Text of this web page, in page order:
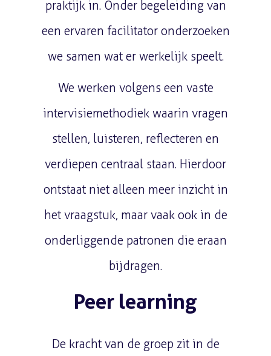
praktijk in. Onder begeleiding van
een ervaren facilitator onderzoeken
we samen wat er werkelijk speelt.
We werken volgens een vaste
intervisiemethodiek waarin vragen
stellen, luisteren, reflecteren en
verdiepen centraal staan. Hierdoor
ontstaat niet alleen meer inzicht in
het vraagstuk, maar vaak ook in de
onderliggende patronen die eraan
bijdragen.
Peer learning
De kracht van de groep zit in de